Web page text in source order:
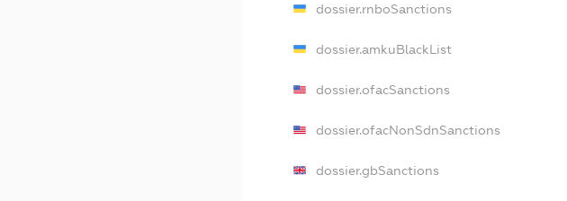
dossier.rnboSanctions
dossier.amkuBlackList
dossier.ofacSanctions
dossier.ofacNonSdnSanctions
dossier.gbSanctions